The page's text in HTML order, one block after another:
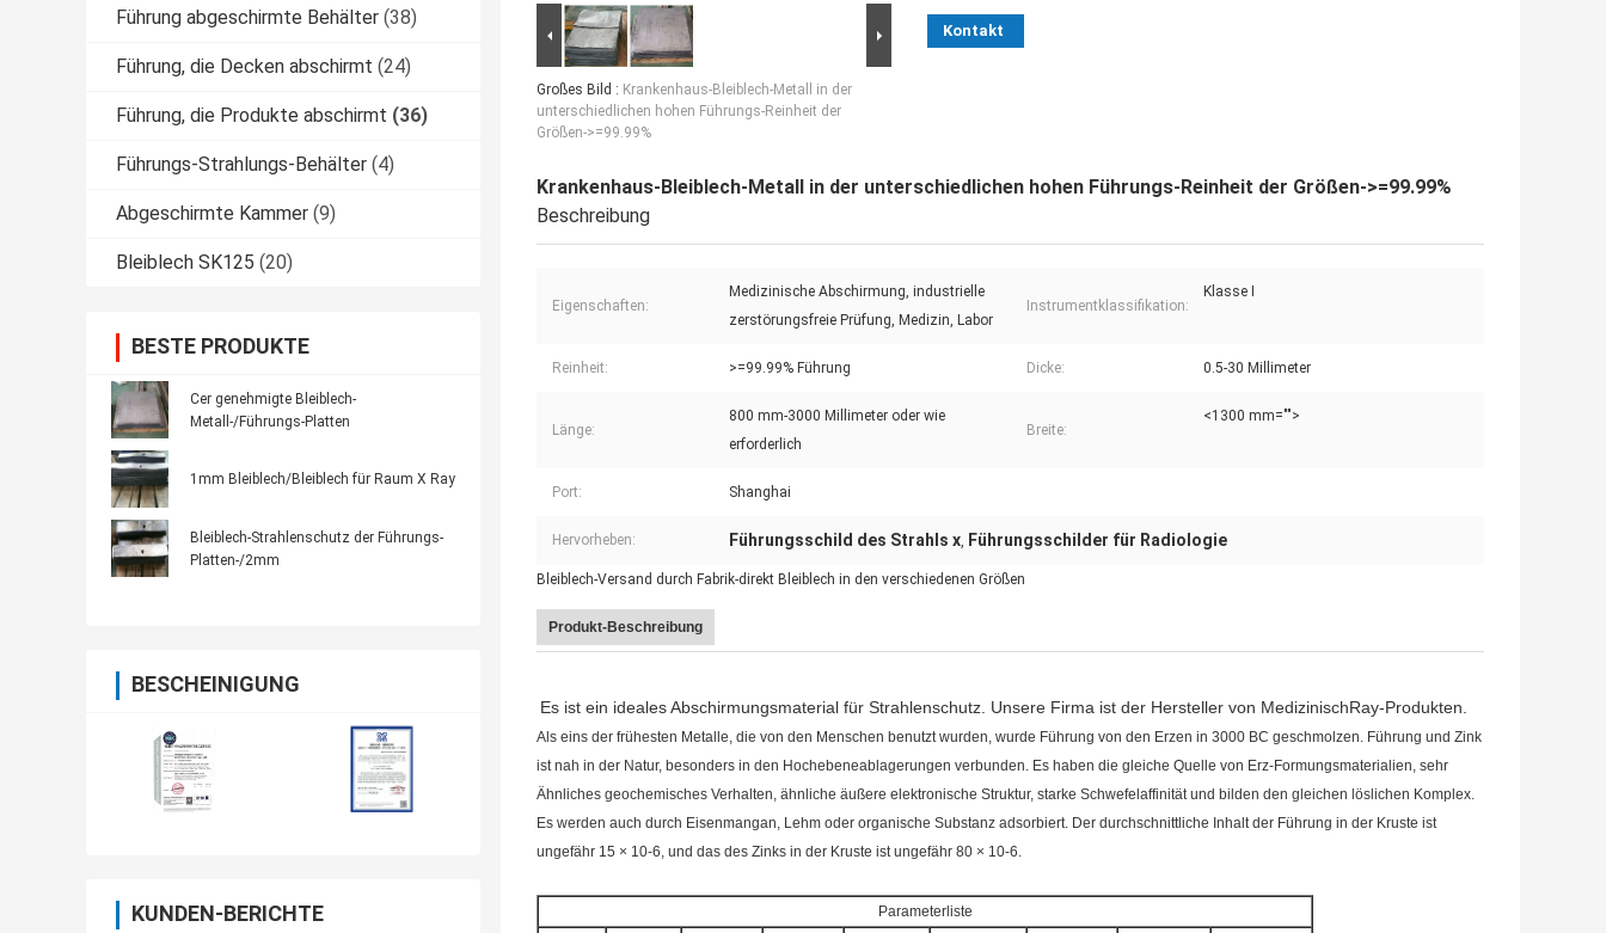
Führung abgeschirmte Behälter (38)
Führung, die Decken abschirmt (24)
Führung, die Produkte abschirmt (36)
Führungs-Strahlungs-Behälter (4)
Abgeschirmte Kammer (9)
Bleiblech SK125 (20)
BESTE PRODUKTE
Cer genehmigte Bleiblech-
Metall-/Führungs-Platten
1mm Bleiblech/Bleiblech für Raum X Ray
Bleiblech-Strahlenschutz der Führungs-
Platten-/2mm
BESCHEINIGUNG
KUNDEN-BERICHTE
Großes Bild : Krankenhaus-Bleiblech-Metall in der
unterschiedlichen hohen Führungs-Reinheit der
Größen->=99.99%
Kontakt
Krankenhaus-Bleiblech-Metall in der unterschiedlichen hohen Führungs-Reinheit der Größen->=99.99%
Beschreibung
Eigenschaften:
Medizinische Abschirmung, industrielle
zerstörungsfreie Prüfung, Medizin, Labor
Instrumentklassifikation:
Klasse I
Reinheit: >=99.99% Führung Dicke: 0.5-30 Millimeter
Länge:
800 mm-3000 Millimeter oder wie
erforderlich
Breite:
<1300 mm="">
Port: Shanghai
Hervorheben: Führungsschild des Strahls x, Führungsschilder für Radiologie
Bleiblech-Versand durch Fabrik-direkt Bleiblech in den verschiedenen Größen
Produkt-Beschreibung
Es ist ein ideales Abschirmungsmaterial für Strahlenschutz. Unsere Firma ist der Hersteller von MedizinischRay-Produkten.
Als eins der frühesten Metalle, die von den Menschen benutzt wurden, wurde Führung von den Erzen in 3000 BC geschmolzen. Führung und Zink
ist nah in der Natur, besonders in den Hochebeneablagerungen verbunden. Es haben die gleiche Quelle von Erz-Formungsmaterialien, sehr
Ähnliches geochemisches Verhalten, ähnliche äußere elektronische Struktur, starke Schwefelaffinität und bilden den gleichen löslichen Komplex.
Es werden auch durch Eisenmangan, Lehm oder organische Substanz adsorbiert. Der durchschnittliche Inhalt der Führung in der Kruste ist
ungefähr 15 × 10-6, und das des Zinks in der Kruste ist ungefähr 80 × 10-6.
Parameterliste